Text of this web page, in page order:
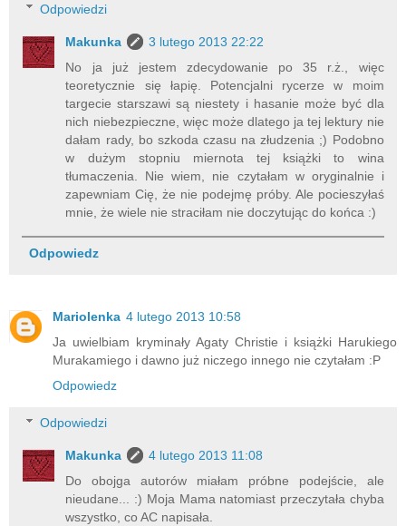
Odpowiedzi
Makunka
3 lutego 2013 22:22
No ja już jestem zdecydowanie po 35 r.ż., więc
teoretycznie się łapię. Potencjalni rycerze w moim
targecie starszawi są niestety i hasanie może być dla
nich niebezpieczne, więc może dlatego ja tej lektury nie
dałam rady, bo szkoda czasu na złudzenia ;) Podobno
w dużym stopniu miernota tej książki to wina
tłumaczenia. Nie wiem, nie czytałam w oryginalnie i
zapewniam Cię, że nie podejmę próby. Ale pocieszyłaś
mnie, że wiele nie straciłam nie doczytując do końca :)
Odpowiedz
Mariolenka 4 lutego 2013 10:58
Ja uwielbiam kryminały Agaty Christie i książki Harukiego
Murakamiego i dawno już niczego innego nie czytałam :P
Odpowiedz
Odpowiedzi
Makunka
4 lutego 2013 11:08
Do obojga autorów miałam próbne podejście, ale
nieudane... :) Moja Mama natomiast przeczytała chyba
wszystko, co AC napisała.